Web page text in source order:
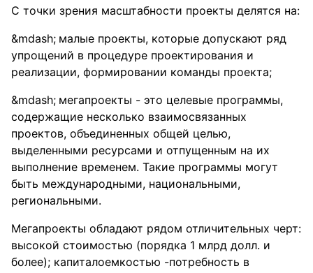
С точки зрения масштабности проекты делятся на:
малые проекты, которые допускают ряд
упрощений в процедуре проектирования и
реализации, формировании команды проекта;
мегапроекты - это целевые программы,
содержащие несколько взаимосвязанных
проектов, объединенных общей целью,
выделенными ресурсами и отпущенным на их
выполнение временем. Такие программы могут
быть международными, национальными,
региональными.
Мегапроекты обладают рядом отличительных черт:
высокой стоимостью (порядка 1 млрд долл. и
более); капиталоемкостью -потребность в